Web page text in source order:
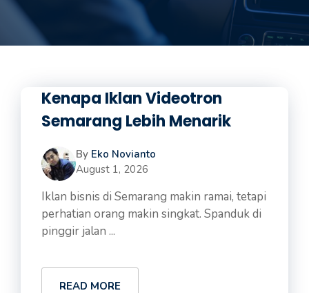
Kenapa Iklan Videotron
Semarang Lebih Menarik
By Eko Novianto
August 1, 2026
Iklan bisnis di Semarang makin ramai, tetapi
perhatian orang makin singkat. Spanduk di
pinggir jalan ...
READ MORE